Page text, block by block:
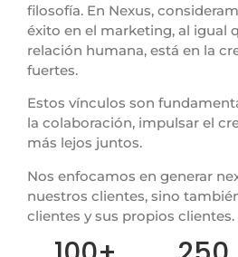
filosofía. En Nexus,
éxito en el marketing, al igual
relación humana, está en la
fuertes.
Estos vínculos son
la colaboración, impulsar el
más lejos juntos.
Nos enfocamos en generar
nuestros clientes, sino
clientes y sus propios clientes.